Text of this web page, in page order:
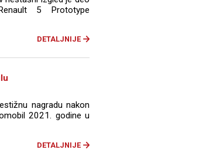
5 Prototype
DETALJNIJE
nagradu nakon
2021. godine u
DETALJNIJE